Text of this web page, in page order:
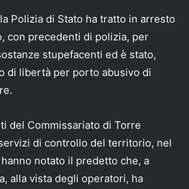
Polizia di Stato ha tratto in arresto
con precedenti di polizia, per
stupefacenti ed è stato,
di libertà per porto abusivo di
del Commissariato di Torre
di controllo del territorio, nel
notato il predetto che, a
alla vista degli operatori, ha